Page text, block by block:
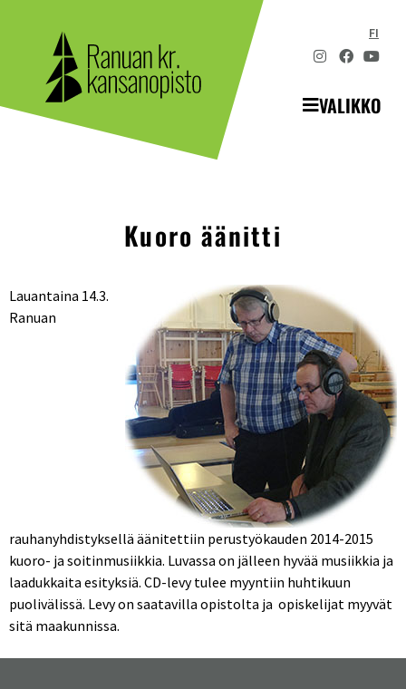
FI
VALIKKO
Kuoro äänitti
Lauantaina 14.3.
Ranuan
rauhanyhdistyksellä äänitettiin perustyökauden 2014-2015
kuoro- ja soitinmusiikkia. Luvassa on jälleen hyvää musiikkia ja
laadukkaita esityksiä. CD-levy tulee myyntiin huhtikuun
puolivälissä. Levy on saatavilla opistolta ja opiskelijat myyvät
sitä maakunnissa.